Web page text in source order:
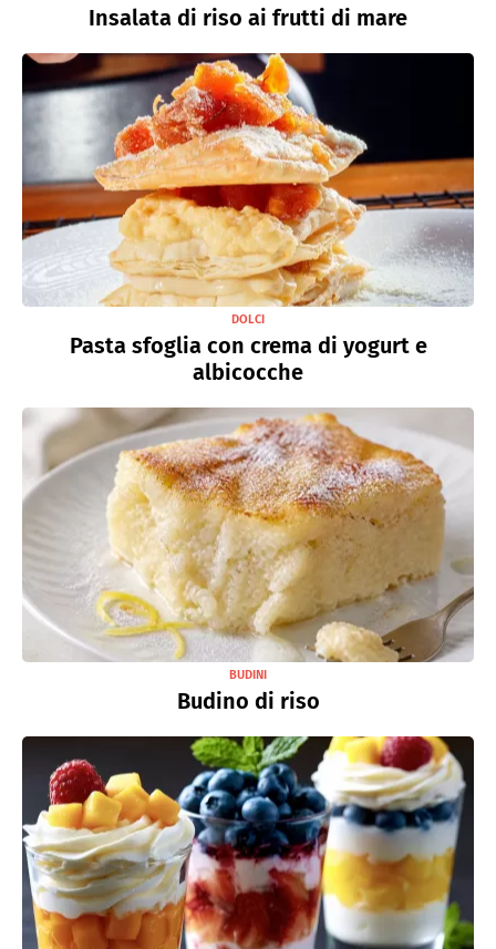
Insalata di riso ai frutti di mare
DOLCI
Pasta sfoglia con crema di yogurt e
albicocche
BUDINI
Budino di riso